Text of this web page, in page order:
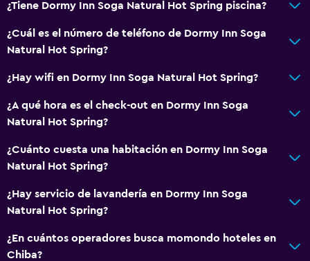
¿Tiene Dormy Inn Soga Natural Hot Spring piscina?
¿Cuál es el número de teléfono de Dormy Inn Soga
Natural Hot Spring?
¿Hay wifi en Dormy Inn Soga Natural Hot Spring?
¿A qué hora es el check-out en Dormy Inn Soga
Natural Hot Spring?
¿Cuánto cuesta una habitación en Dormy Inn Soga
Natural Hot Spring?
¿Hay servicio de lavandería en Dormy Inn Soga
Natural Hot Spring?
¿En cuántos operadores busca momondo hoteles en
Chiba?